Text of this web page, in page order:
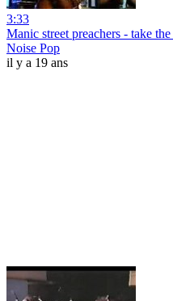
3:33
Manic street preachers - take
Noise Pop
il y a 19 ans